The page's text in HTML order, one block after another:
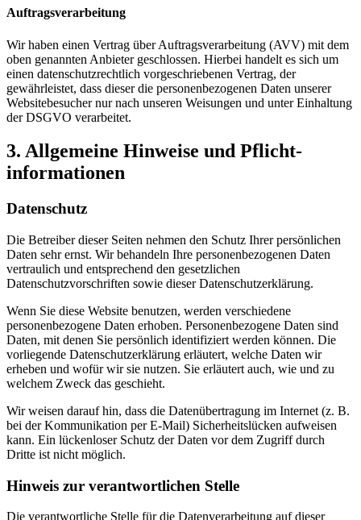
Auftragsverarbeitung
Wir haben einen Vertrag über Auftragsverarbeitung (AVV) mit dem
oben genannten Anbieter geschlossen. Hierbei handelt es sich um
einen datenschutzrechtlich vorgeschriebenen Vertrag, der
gewährleistet, dass dieser die personenbezogenen Daten unserer
Websitebesucher nur nach unseren Weisungen und unter Einhaltung
der DSGVO verarbeitet.
3. Allgemeine Hinweise und Pflicht­
informationen
Datenschutz
Die Betreiber dieser Seiten nehmen den Schutz Ihrer persönlichen
Daten sehr ernst. Wir behandeln Ihre personenbezogenen Daten
vertraulich und entsprechend den gesetzlichen
Datenschutzvorschriften sowie dieser Datenschutzerklärung.
Wenn Sie diese Website benutzen, werden verschiedene
personenbezogene Daten erhoben. Personenbezogene Daten sind
Daten, mit denen Sie persönlich identifiziert werden können. Die
vorliegende Datenschutzerklärung erläutert, welche Daten wir
erheben und wofür wir sie nutzen. Sie erläutert auch, wie und zu
welchem Zweck das geschieht.
Wir weisen darauf hin, dass die Datenübertragung im Internet (z. B.
bei der Kommunikation per E-Mail) Sicherheitslücken aufweisen
kann. Ein lückenloser Schutz der Daten vor dem Zugriff durch
Dritte ist nicht möglich.
Hinweis zur verantwortlichen Stelle
Die verantwortliche Stelle für die Datenverarbeitung auf dieser